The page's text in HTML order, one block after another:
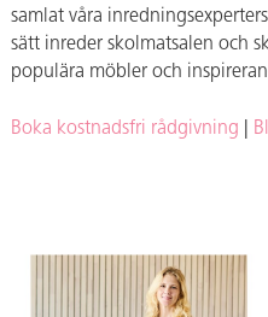
samlat våra
sätt inreder skolmatsalen och
populära möbler och
Boka kostnadsfri rådgivning